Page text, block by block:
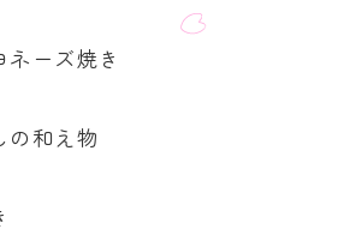
ーズ焼き
和え物